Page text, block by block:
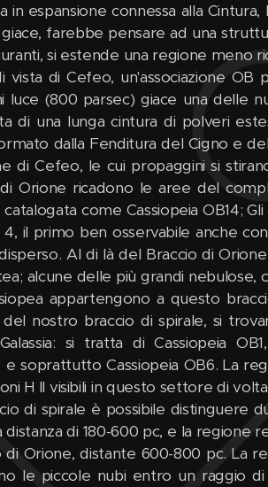
in espansione connessa alla
farebbe pensare ad una
si estende una regione meno
di Cefeo, un'associazione OB
luce (800 parsec) giace una delle
di una lunga cintura di polveri
dalla Fenditura del Cigno e
di Cefeo, le cui propaggini si
Orione ricadono le aree del
come Cassiopeia OB14;
il primo ben osservabile anche
Al di là del Braccio di
alcune delle più grandi nebulose,
appartengono a questo
nostro braccio di spirale, si
si tratta di Cassiopeia
e soprattutto Cassiopeia OB6. La
H II visibili in questo settore di
di spirale è possibile distinguere
di 180-600 pc, e la regione
Orione, distante 600-800 pc. La
le piccole nubi entro un raggio